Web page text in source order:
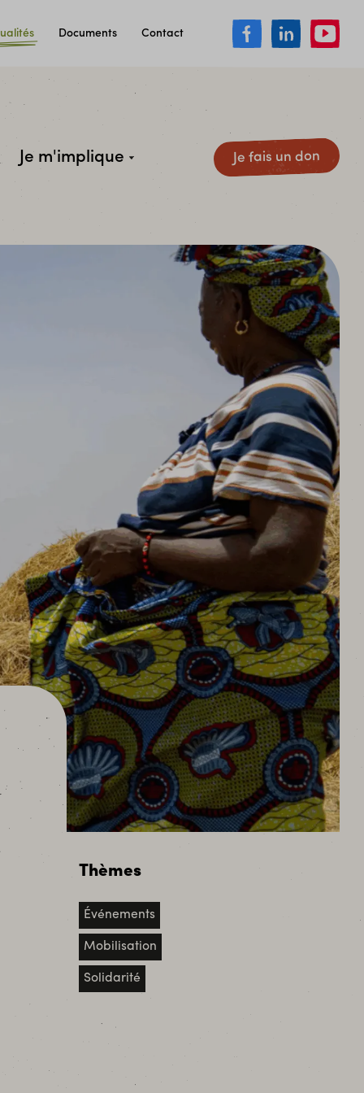
Documents Contact
Je m'implique Je fais un don
Thèmes
Événements
Mobilisation
Solidarité